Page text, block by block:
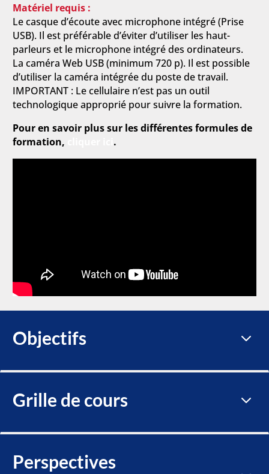
Matériel requis :
Le casque d’écoute avec microphone intégré (Prise
USB). Il est préférable d’éviter d’utiliser les haut-
parleurs et le microphone intégré des ordinateurs.
La caméra Web USB (minimum 720 p). Il est possible
d’utiliser la caméra intégrée du poste de travail.
IMPORTANT : Le cellulaire n’est pas un outil
technologique approprié pour suivre la formation.
Pour en savoir plus sur les différentes formules de
formation,
.
Objectifs 3
Grille de cours 3
Perspectives